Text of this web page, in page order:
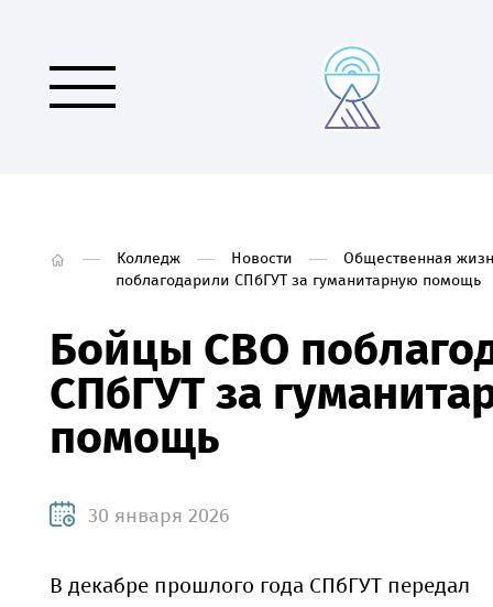
Колледж Новости
Общественная
поблагодарили СПбГУТ за гуманитарную помощь
Бойцы СВО
СПбГУТ за
помощь
30 января 2026
В декабре прошлого года СПбГУТ передал